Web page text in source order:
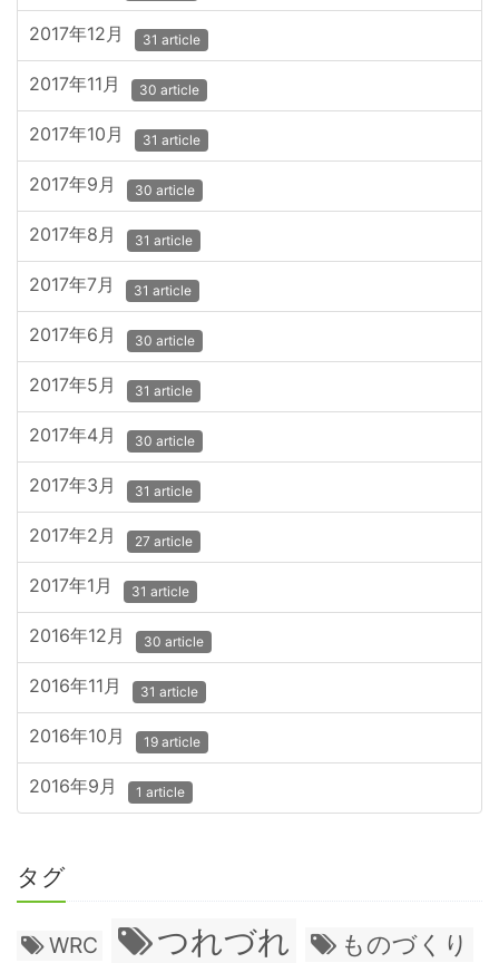
2017年12月 31 article
2017年11月 30 article
2017年10月 31 article
2017年9月 30 article
2017年8月 31 article
2017年7月 31 article
2017年6月 30 article
2017年5月 31 article
2017年4月 30 article
2017年3月 31 article
2017年2月 27 article
2017年1月 31 article
2016年12月 30 article
2016年11月 31 article
2016年10月 19 article
2016年9月 1 article
タグ
WRC つれづれ ものづくり